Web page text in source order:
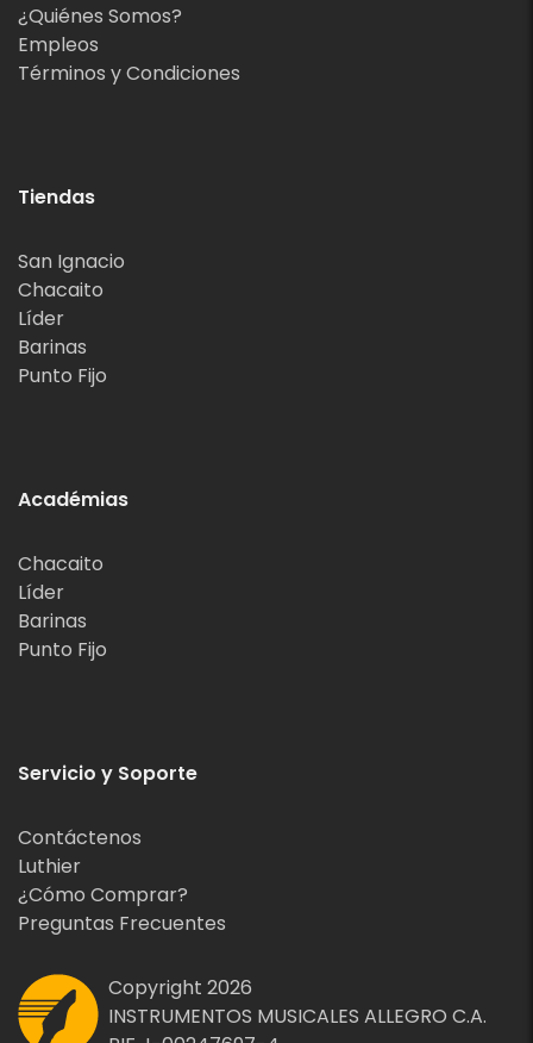
¿Quiénes Somos?
Empleos
Términos y Condiciones
Tiendas
San Ignacio
Chacaito
Líder
Barinas
Punto Fijo
Académias
Chacaito
Líder
Barinas
Punto Fijo
Servicio y Soporte
Contáctenos
Luthier
¿Cómo Comprar?
Preguntas Frecuentes
Copyright 2026
INSTRUMENTOS MUSICALES ALLEGRO C.A.